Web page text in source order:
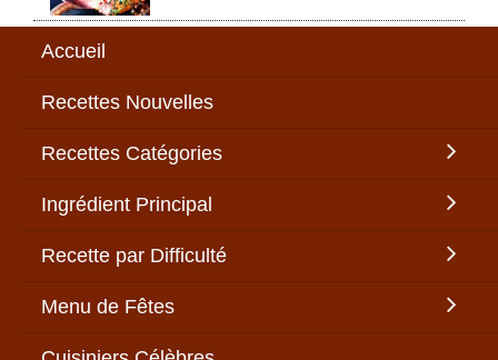
Accueil
Recettes Nouvelles
Recettes Catégories
Ingrédient Principal
Recette par Difficulté
Menu de Fêtes